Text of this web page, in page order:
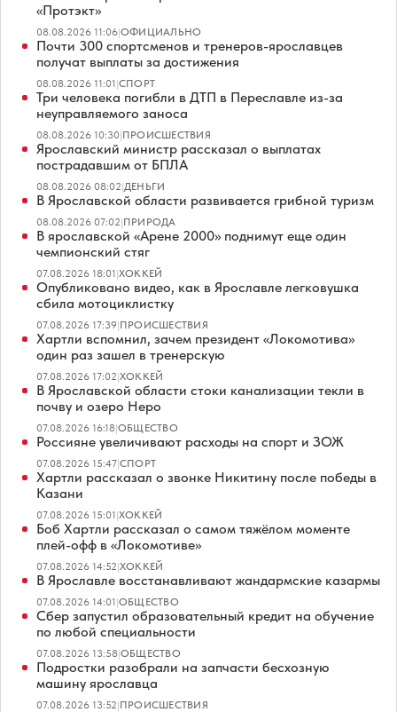
«Протэкт»
08.08.2026 11:06|ОФИЦИАЛЬНО
Почти 300 спортсменов и тренеров-ярославцев
получат выплаты за достижения
08.08.2026 11:01|СПОРТ
Три человека погибли в ДТП в Переславле из-за
неуправляемого заноса
08.08.2026 10:30|ПРОИСШЕСТВИЯ
Ярославский министр рассказал о выплатах
пострадавшим от БПЛА
08.08.2026 08:02|ДЕНЬГИ
В Ярославской области развивается грибной туризм
08.08.2026 07:02|ПРИРОДА
В ярославской «Арене 2000» поднимут еще один
чемпионский стяг
07.08.2026 18:01|ХОККЕЙ
Опубликовано видео, как в Ярославле легковушка
сбила мотоциклистку
07.08.2026 17:39|ПРОИСШЕСТВИЯ
Хартли вспомнил, зачем президент «Локомотива»
один раз зашел в тренерскую
07.08.2026 17:02|ХОККЕЙ
В Ярославской области стоки канализации текли в
почву и озеро Неро
07.08.2026 16:18|ОБЩЕСТВО
Россияне увеличивают расходы на спорт и ЗОЖ
07.08.2026 15:47|СПОРТ
Хартли рассказал о звонке Никитину после победы в
Казани
07.08.2026 15:01|ХОККЕЙ
Боб Хартли рассказал о самом тяжёлом моменте
плей-офф в «Локомотиве»
07.08.2026 14:52|ХОККЕЙ
В Ярославле восстанавливают жандармские казармы
07.08.2026 14:01|ОБЩЕСТВО
Сбер запустил образовательный кредит на обучение
по любой специальности
07.08.2026 13:58|ОБЩЕСТВО
Подростки разобрали на запчасти бесхозную
машину ярославца
07.08.2026 13:52|ПРОИСШЕСТВИЯ